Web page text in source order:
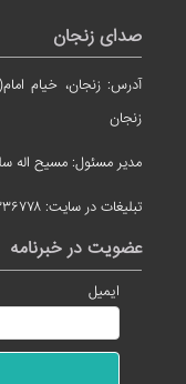
صدای زنجان
آدرس: زنجان، خیام
زنجان
مدیر مسئول: مسیح اله
تبلیغات در سایت: ۳۳۳۳۶۷۷۸-۰۲۴
عضویت در خبرنامه
ایمیل